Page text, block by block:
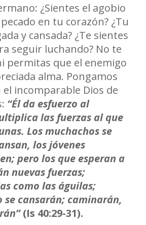
¿Sientes el agobio
en tu corazón? ¿Tu
y cansada? ¿Te sientes
seguir luchando? No te
permitas que el enemigo
alma. Pongamos
incomparable Dios de
“Él da esfuerzo al
las fuerzas al que
Los muchachos se
los jóvenes
pero los que esperan a
nuevas fuerzas;
como las águilas;
se cansarán; caminarán,
(Is 40:29-31).